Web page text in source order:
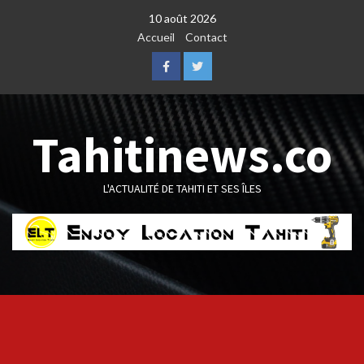
10 août 2026
Accueil
Contact
FacebookTwitter
Tahitinews.co
L'ACTUALITÉ DE TAHITI ET SES ÎLES